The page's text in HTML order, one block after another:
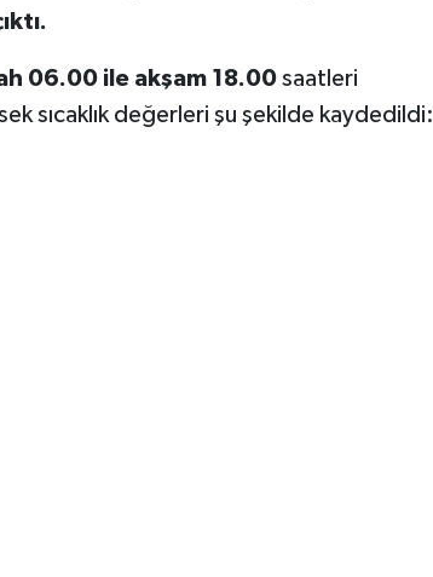
06.00 ile akşam 18.00saatleri
sıcaklık değerleri şu şekilde kaydedildi: